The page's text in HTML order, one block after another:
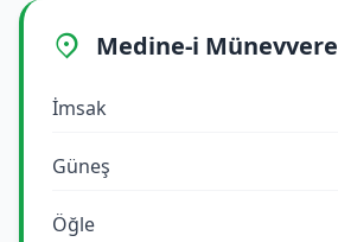
Medine-i Münevvere
İmsak
Güneş
Öğle